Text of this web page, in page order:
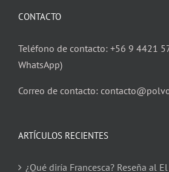
CONTACTO
Teléfono de contacto: +56 9 4421
WhatsApp)
Correo de contacto:
ARTÍCULOS RECIENTES
¿Qué diría Francesca? Reseña al